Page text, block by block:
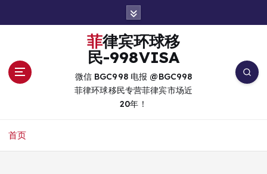
菲律宾环球移
民-998VISA
微信 BGC998 电报 @BGC998
菲律环球移民专营菲律宾市场近
20年！
首页